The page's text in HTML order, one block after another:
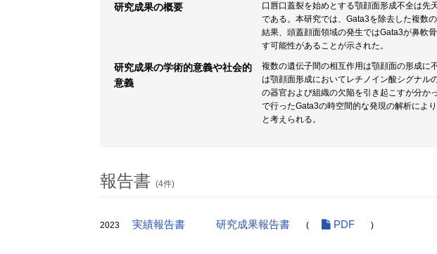
研究成果の概要
口唇口蓋裂を始めとする顎顔面形成不全は先
である。本研究では、Gata3を除去した複数
結果、頭蓋顔面領域の発生ではGata3が鼻軟
す可能性があることが示された。
研究成果の学術的意義や社会的
意義
複数の遺伝子間の相互作用は顎顔面の形成に
は顎顔面形成においてレチノイン酸シグナル
の器官および組織の欠陥を引き起こすが分か
で行ったGata3の時空間的な発現の解析によ
と考えられる。
報告書 (4件)
2023 実績報告書 研究成果報告書 ( PDF )